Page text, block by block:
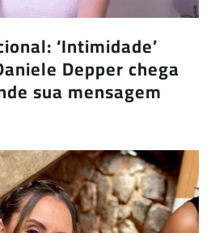
‘Intimidade’
Depper chega
sua mensagem